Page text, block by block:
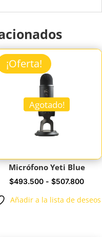
¡Oferta!
Agotado!
Micrófono Yeti Blue
$493.500 - $507.800
Añadir a la lista de deseos